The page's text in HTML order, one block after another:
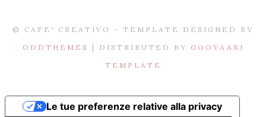
© CAFE' CREATIVO - TEMPLATE DESIGNED BY
ODDTHEMES
| DISTRIBUTED BY GOOYAABI
TEMPLATE
Le tue preferenze relative alla privacy